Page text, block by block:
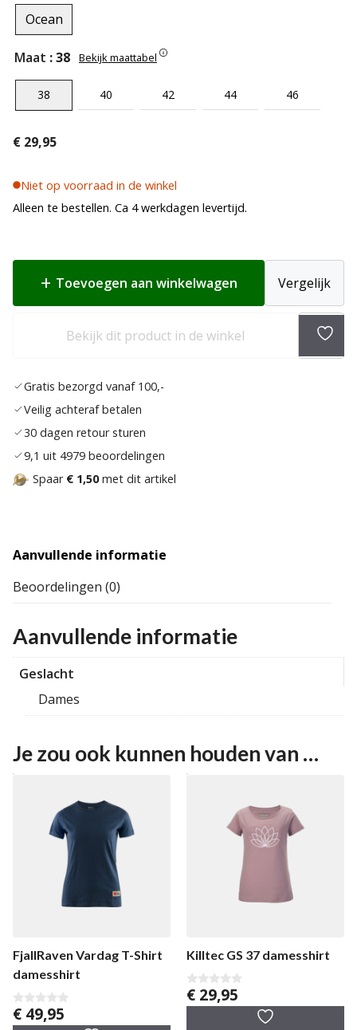
Ocean
Maat : 38 Bekijk maattabel
38 40 42 44 46
€ 29,95
Niet op voorraad in de winkel
Alleen te bestellen. Ca 4 werkdagen levertijd.
Toevoegen aan winkelwagen Vergelijk
Bekijk dit product in de winkel
Gratis bezorgd vanaf 100,-
Veilig achteraf betalen
30 dagen retour sturen
9,1 uit 4979 beoordelingen
Spaar € 1,50met dit artikel
Aanvullende informatie
Beoordelingen (0)
Aanvullende informatie
Geslacht
Dames
Je zou ook kunnen houden van …
FjallRaven Vardag T-Shirt
damesshirt
0
v
€ 49,95
Killtec GS 37 damesshirt
0
v
€ 29,95